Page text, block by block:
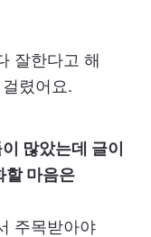
잘한다고 해
렸어요.
많았는데 글이
할 마음은
주목받아야